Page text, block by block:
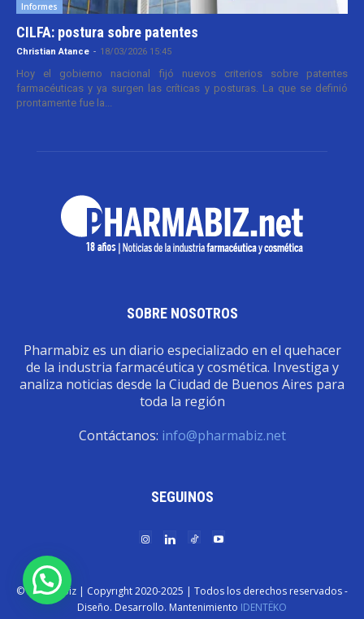
Informes
CILFA: postura sobre patentes
Christian Atance - 18/03/2026 15:45
Hoy el gobierno nacional fijó nuevos criterios sobre patentes
farmacéuticas y ya surgen las críticas y posturas. La que se definió
prontamente fue la...
SOBRE NOSOTROS
Pharmabiz es un diario especializado en el quehacer
de la industria farmacéutica y cosmética. Investiga y
analiza noticias desde la Ciudad de Buenos Aires para
toda la región
Contáctanos: info@pharmabiz.net
SEGUINOS
© Pharmabiz | Copyrıght 2020-2025 | Todos los derechos reservados -
Diseño. Desarrollo. Mantenimiento IDENTËKO